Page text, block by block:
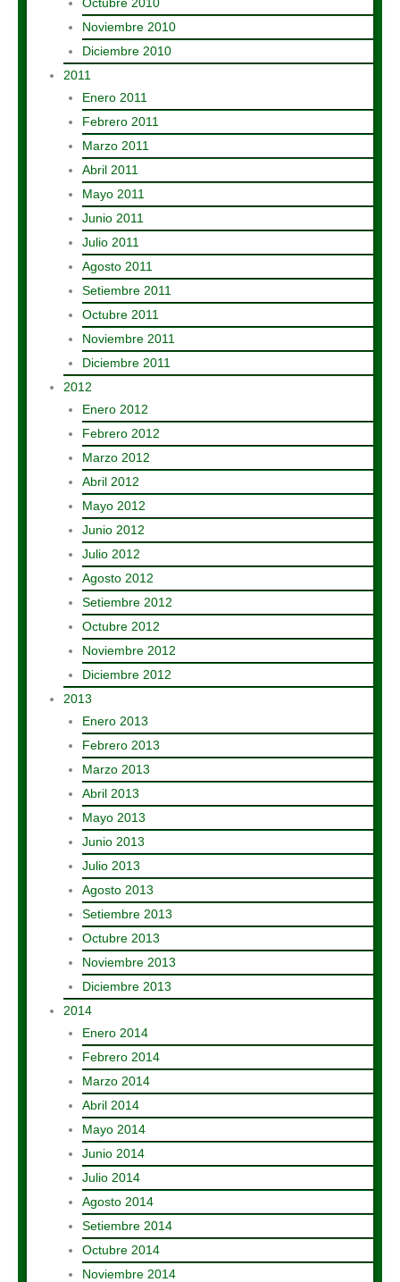
Octubre 2010
Noviembre 2010
Diciembre 2010
2011
Enero 2011
Febrero 2011
Marzo 2011
Abril 2011
Mayo 2011
Junio 2011
Julio 2011
Agosto 2011
Setiembre 2011
Octubre 2011
Noviembre 2011
Diciembre 2011
2012
Enero 2012
Febrero 2012
Marzo 2012
Abril 2012
Mayo 2012
Junio 2012
Julio 2012
Agosto 2012
Setiembre 2012
Octubre 2012
Noviembre 2012
Diciembre 2012
2013
Enero 2013
Febrero 2013
Marzo 2013
Abril 2013
Mayo 2013
Junio 2013
Julio 2013
Agosto 2013
Setiembre 2013
Octubre 2013
Noviembre 2013
Diciembre 2013
2014
Enero 2014
Febrero 2014
Marzo 2014
Abril 2014
Mayo 2014
Junio 2014
Julio 2014
Agosto 2014
Setiembre 2014
Octubre 2014
Noviembre 2014